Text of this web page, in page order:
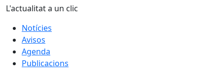
L'actualitat a un clic
Notícies
Avisos
Agenda
Publicacions